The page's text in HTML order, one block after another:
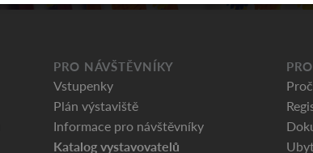
PRO NÁVŠTĚVNÍKY
Vstupenky
Plán výstaviště
Informace pro návštěvníky
Katalog vystavovatelů